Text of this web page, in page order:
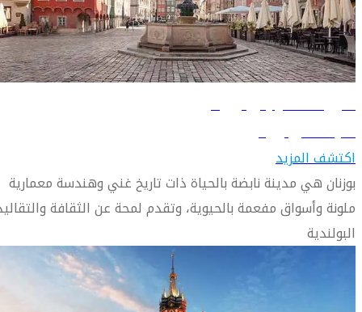
دليل السفر إلى بوزنان
تعرّف على بوزنان
اكتشف المزيد
بوزنان هي مدينة نابضة بالحياة ذات تاريخ غني وهندسة معمارية
ملونة وأسواق مفعمة بالحيوية، وتقدم لمحة عن الثقافة
البولندية